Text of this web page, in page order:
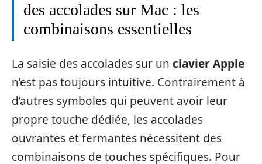
des accolades sur Mac : les
combinaisons essentielles
La saisie des accolades sur un clavier Apple
n’est pas toujours intuitive. Contrairement à
d’autres symboles qui peuvent avoir leur
propre touche dédiée, les accolades
ouvrantes et fermantes nécessitent des
combinaisons de touches spécifiques. Pour